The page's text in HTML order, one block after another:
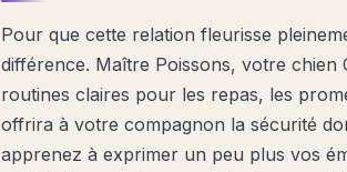
Pour que cette relation fleurisse
différence. Maître Poissons, votre
routines claires pour les repas, les
offrira à votre compagnon la sécurité
apprenez à exprimer un peu plus vos